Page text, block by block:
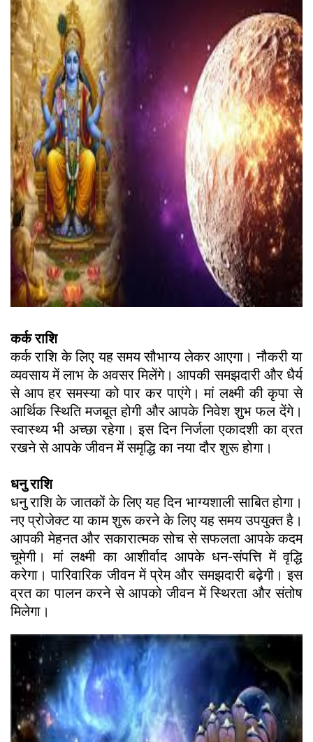
कर्क राशि
कर्क राशि के लिए यह समय सौभाग्य लेकर आएगा। नौकरी या
व्यवसाय में लाभ के अवसर मिलेंगे। आपकी समझदारी और धैर्य
से आप हर समस्या को पार कर पाएंगे। मां लक्ष्मी की कृपा से
आर्थिक स्थिति मजबूत होगी और आपके निवेश शुभ फल देंगे।
स्वास्थ्य भी अच्छा रहेगा। इस दिन निर्जला एकादशी का व्रत
रखने से आपके जीवन में समृद्धि का नया दौर शुरू होगा।
धनु राशि
धनु राशि के जातकों के लिए यह दिन भाग्यशाली साबित होगा।
नए प्रोजेक्ट या काम शुरू करने के लिए यह समय उपयुक्त है।
आपकी मेहनत और सकारात्मक सोच से सफलता आपके कदम
चूमेगी। मां लक्ष्मी का आशीर्वाद आपके धन-संपत्ति में वृद्धि
करेगा। पारिवारिक जीवन में प्रेम और समझदारी बढ़ेगी। इस
व्रत का पालन करने से आपको जीवन में स्थिरता और संतोष
मिलेगा।